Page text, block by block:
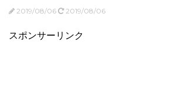
2019/08/06 2019/08/06
スポンサーリンク